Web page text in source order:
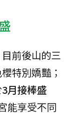
前後山的三
特別嬌豔；
3月接棒盛
能享受不同